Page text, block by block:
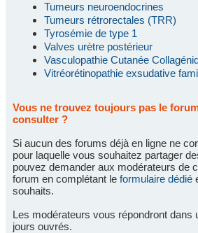
Tumeurs neuroendocrines
Tumeurs rétrorectales (TRR)
Tyrosémie de type 1
Valves urètre postérieur
Vasculopathie Cutanée
Vitréorétinopathie exsudative
Vous ne trouvez toujours pas le
consulter ?
Si aucun des forums déjà en ligne ne
pour laquelle vous souhaitez partager
pouvez demander aux modérateurs de
forum en complétant le formulaire dédié
souhaits.
Les modérateurs vous répondront dans
jours ouvrés.